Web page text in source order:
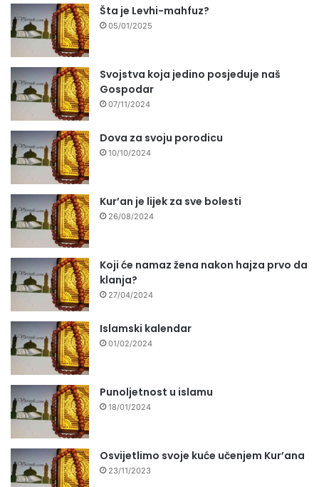
Šta je Levhi-mahfuz?
05/01/2025
Svojstva koja jedino posjeduje naš
Gospodar
07/11/2024
Dova za svoju porodicu
10/10/2024
Kur’an je lijek za sve bolesti
26/08/2024
Koji će namaz žena nakon hajza prvo da
klanja?
27/04/2024
Islamski kalendar
01/02/2024
Punoljetnost u islamu
18/01/2024
Osvijetlimo svoje kuće učenjem Kur’ana
23/11/2023